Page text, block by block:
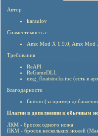
Автор
karaulov
Совместимость с
Amx Mod X 1.9.0, Amx Mod
Требования
ReAPI
ReGameDLL
msg_floatstocks.inc (есть в
Благодарности
fantom (за пример
Плагин в дополнении к обычным
ЛКМ - бросок одного ножа
ПКМ - бросок нескольких ножей